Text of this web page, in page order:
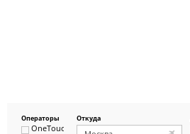
Операторы
OneTouch&Travel
Откуда